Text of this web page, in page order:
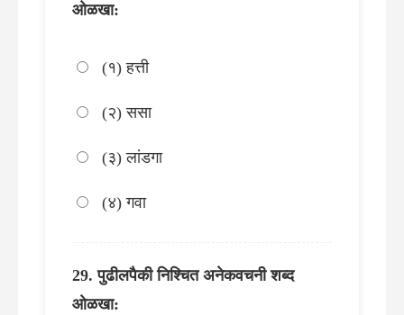
ओळखा:
(१) हत्ती
(२) ससा
(३) लांडगा
(४) गवा
पुढीलपैकी निश्चित अनेकवचनी शब्द
ओळखा: